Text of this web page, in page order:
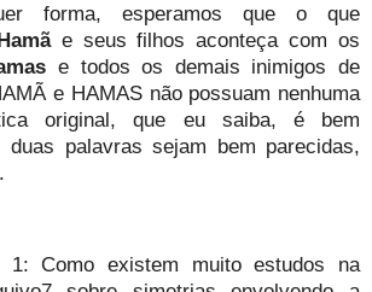
forma, esperamos que o que
e seus filhos aconteça com os
e todos os demais inimigos de
e HAMAS não possuam nenhuma
original, que eu saiba, é bem
duas palavras sejam bem parecidas,
1: Como existem muito estudos na